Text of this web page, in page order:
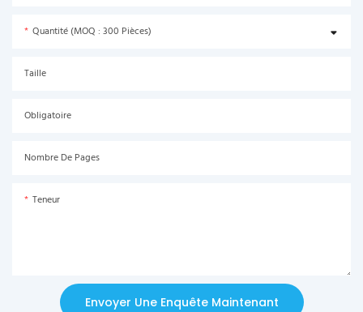
Quantité (MOQ : 300 Pièces)
Taille
Obligatoire
Nombre De Pages
Teneur
Envoyer Une Enquête Maintenant